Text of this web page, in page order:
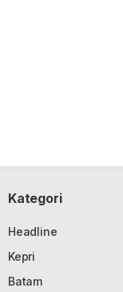
Kategori
Headline
Kepri
Batam